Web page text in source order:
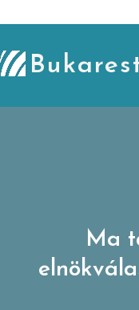
to
content
Ma